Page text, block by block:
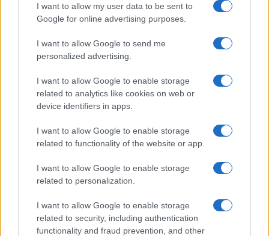
I want to allow my user data to be sent to
Google for online advertising purposes.
I want to allow Google to send me
personalized advertising.
I want to allow Google to enable storage
related to analytics like cookies on web or
device identifiers in apps.
I want to allow Google to enable storage
related to functionality of the website or app.
I want to allow Google to enable storage
related to personalization.
I want to allow Google to enable storage
related to security, including authentication
functionality and fraud prevention, and other
F
a
ce
b
o
o
k
T
w
it
te
r
Pi
n
te
re
st
W
h
at
s
A
p
p
S
h
re
Articolo precedente
Auto prende fuoco sulla strada statale 125 a
Olbia, cosa è successo
Incidente sulla 125 a Olbia, due auto coinvolte:
danni ingenti